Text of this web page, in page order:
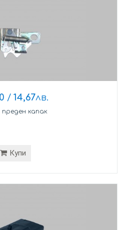
/ 14,67лв.
капак
Купи